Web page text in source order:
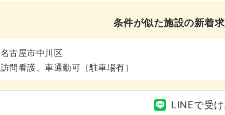
条件が似た施設の新着
名古屋市中川区
訪問看護、車通勤可（駐車場有）
LINEで受